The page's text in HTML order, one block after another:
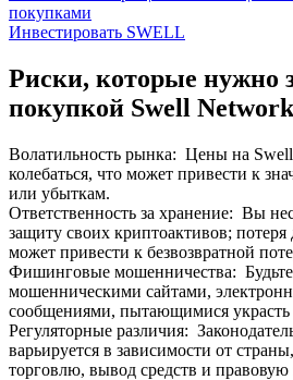
покупками
Инвестировать SWELL
Риски, которые нужно
покупкой Swell Network
Волатильность рынка: Цены на Swell
колебаться, что может привести к
или убыткам.
Ответственность за хранение: Вы
защиту своих криптоактивов; потеря
может привести к безвозвратной
Фишинговые мошенничества:
мошенническими сайтами,
сообщениями, пытающимися украсть
Регуляторные различия:
варьируется в зависимости от
торговлю, вывод средств и правовую